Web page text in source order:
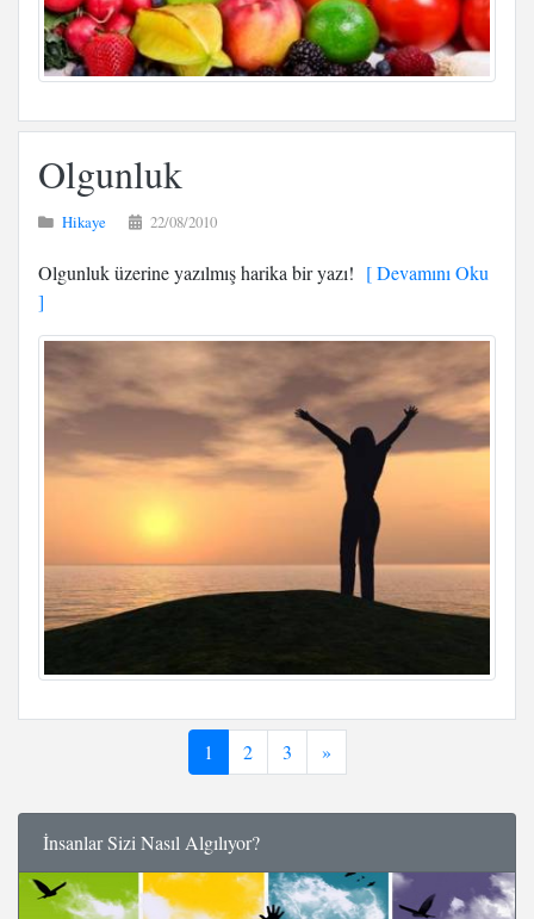
Olgunluk
Hikaye 22/08/2010
Olgunluk üzerine yazılmış harika bir yazı! [ Devamını Oku
]
1 2 3 »
İnsanlar Sizi Nasıl Algılıyor?